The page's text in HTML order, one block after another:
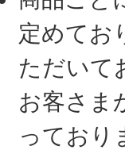
定めてお
ただいて
お客さま
っており